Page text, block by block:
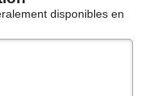
disponibles en